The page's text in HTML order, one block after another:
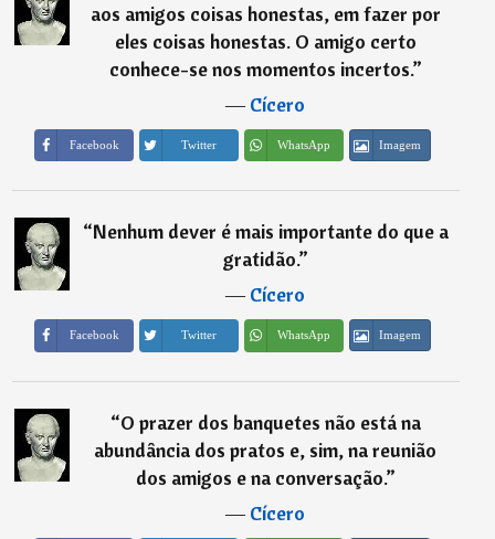
aos amigos coisas honestas, em fazer por
eles coisas honestas. O amigo certo
conhece-se nos momentos incertos.”
―Cícero
Facebook Twitter WhatsApp Imagem
“Nenhum dever é mais importante do que a
gratidão.”
―Cícero
Facebook Twitter WhatsApp Imagem
“O prazer dos banquetes não está na
abundância dos pratos e, sim, na reunião
dos amigos e na conversação.”
―Cícero